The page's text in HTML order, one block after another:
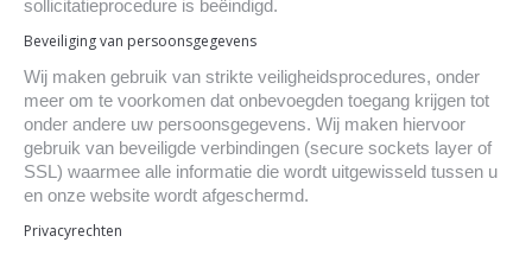
sollicitatieprocedure is beëindigd.
Beveiliging van persoonsgegevens
Wij maken gebruik van strikte veiligheidsprocedures, onder
meer om te voorkomen dat onbevoegden toegang krijgen tot
onder andere uw persoonsgegevens. Wij maken hiervoor
gebruik van beveiligde verbindingen (secure sockets layer of
SSL) waarmee alle informatie die wordt uitgewisseld tussen u
en onze website wordt afgeschermd.
Privacyrechten